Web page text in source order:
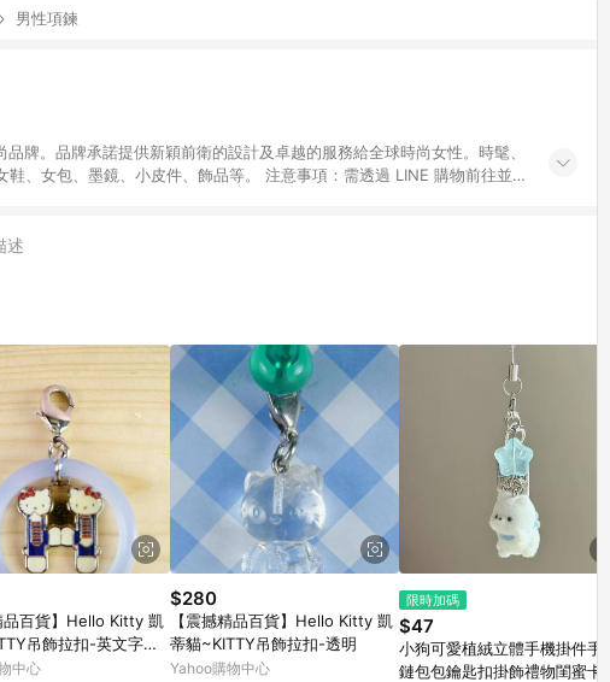
男性項鍊
牌。品牌承諾提供新穎前衛的設計及卓越的服務給全球時尚女性。時髦、
、女包、墨鏡、小皮件、飾品等。 注意事項：需透過 LINE 購物前往並
述
品百貨】Hello Kitty 凱
吊飾拉扣-英文字母
中心
$280
【震撼精品百貨】Hello Kitty 凱
蒂貓~KITTY吊飾拉扣-透明
Yahoo購物中心
限時加碼
$47
小狗可愛植絨立體手機掛件手機
鏈包包鑰匙扣掛飾禮物閨蜜卡通